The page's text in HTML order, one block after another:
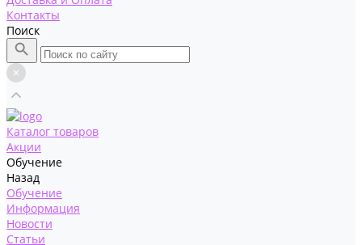
Контакты
Поиск
Каталог товаров
Акции
Обучение
Назад
Обучение
Информация
Новости
Статьи